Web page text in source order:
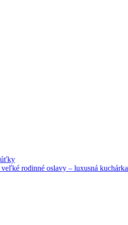
rodinné oslavy – luxusná kuchárka